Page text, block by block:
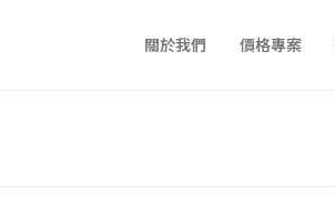
關於我們 價格專案